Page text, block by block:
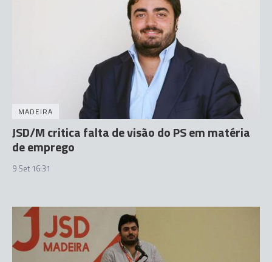
MADEIRA
JSD/M critica falta de visão do PS em matéria
de emprego
9 Set 16:31